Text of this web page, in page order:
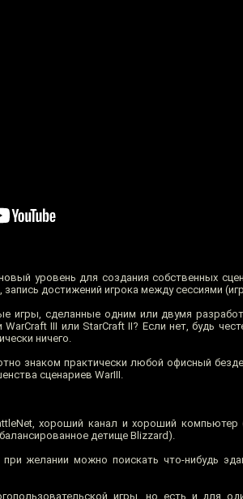
уровень для создания собственных
достижений игрока между сессиями
игры, сделанные одним или двумя
III или StarCraft II? Если нет, будь
ничего.
знаком практически любой офисный
сценариев WarIII.
хороший канал и хороший компьютер
детище Blizzard).
желании можно поискать что-нибудь
игры, но есть и для